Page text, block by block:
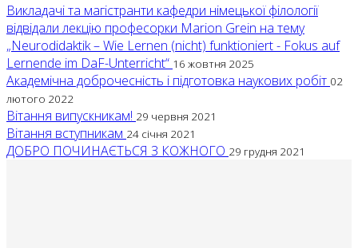
Викладачі та магістранти кафедри німецької філології
відвідали лекцію професорки Marion Grein на тему
„Neurodidaktik – Wie Lernen (nicht) funktioniert - Fokus auf
Lernende im DaF-Unterricht“ 16 жовтня 2025
Академічна доброчесність і підготовка наукових робіт 02
лютого 2022
Вітання випускникам! 29 червня 2021
Вітання вступникам 24 січня 2021
ДОБРО ПОЧИНАЄТЬСЯ З КОЖНОГО 29 грудня 2021